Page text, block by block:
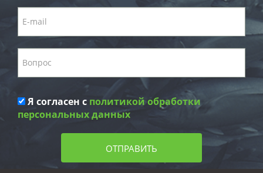
Я согласен с политикой обработки
персональных данных
ОТПРАВИТЬ